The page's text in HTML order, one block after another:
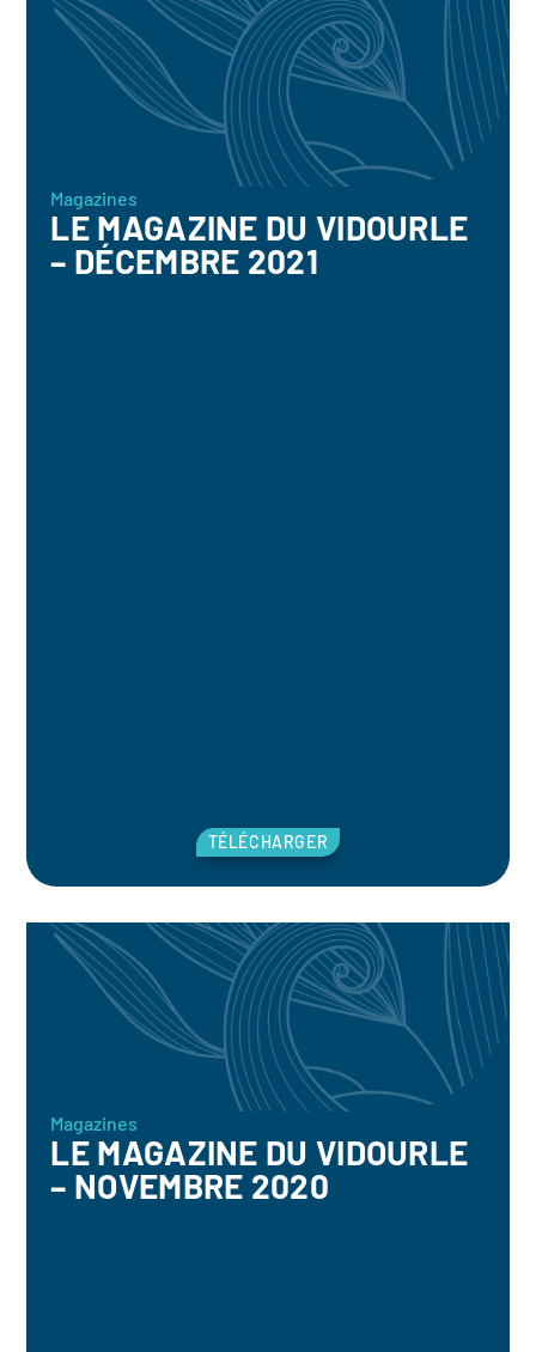
Magazines
LE MAGAZINE DU VIDOURLE
– DÉCEMBRE 2021
TÉLÉCHARGER
Magazines
LE MAGAZINE DU VIDOURLE
– NOVEMBRE 2020